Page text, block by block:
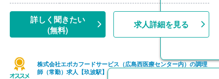
詳しく聞きたい
(無料)
求人詳細を見る
株式会社エポカフードサービス（広島西医療センター内）の調理
師（常勤）求人【玖波駅】